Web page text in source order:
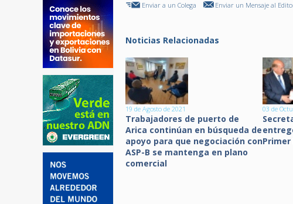
Enviar a un Colega Enviar un Mensaje al
Noticias Relacionadas
19 de Agosto de 2021
Trabajadores de puerto de
Arica continúan en búsqueda de
apoyo para que negociación con
ASP-B se mantenga en plano
comercial
03 de
Primer